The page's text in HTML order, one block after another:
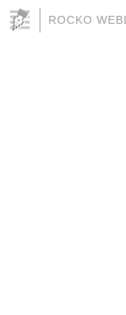
ROCKO